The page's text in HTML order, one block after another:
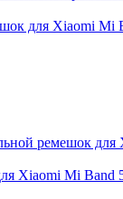
для Xiaomi Mi
Xiaomi Mi Band